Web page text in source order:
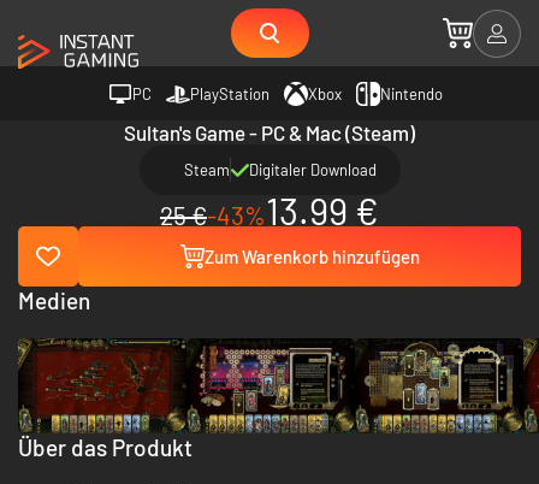
PC PlayStation Xbox Nintendo
Sultan's Game - PC & Mac (Steam)
Steam Digitaler Download
25 €-43%13.99 €
Zum Warenkorb hinzufügen
Über das Produkt
Medien